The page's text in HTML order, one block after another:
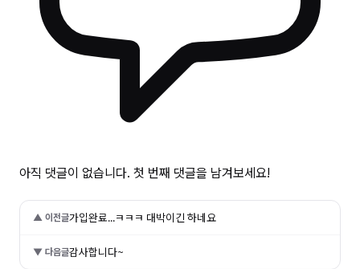
아직 댓글이 없습니다. 첫 번째 댓글을 남겨보세요!
▲ 이전글가입완료...ㅋㅋㅋ 대박이긴 하네요
▼ 다음글감사합니다~